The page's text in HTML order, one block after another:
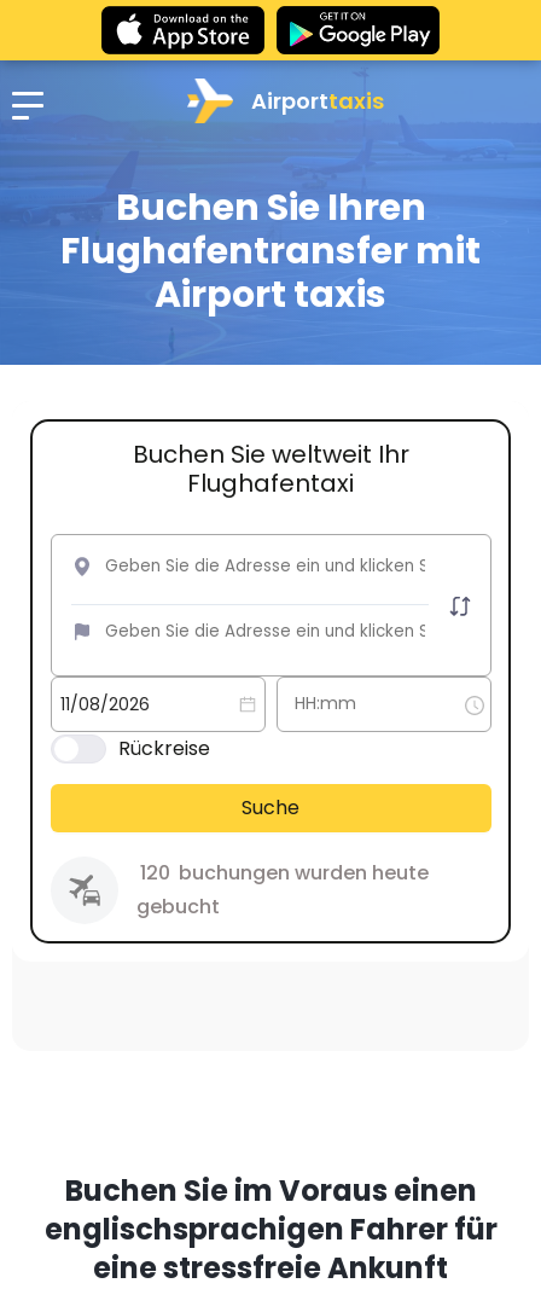
Airporttaxis
Buchen Sie Ihren
Flughafentransfer mit
Airport taxis
Buchen Sie weltweit Ihr
Flughafentaxi
Rückreise
Suche
120 buchungen wurden heute
gebucht
Buchen Sie im Voraus einen
englischsprachigen Fahrer für
eine stressfreie Ankunft